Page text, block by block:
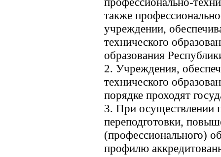
также
учреждении,
технического
образования
2. Учреждения,
технического
порядке проходят
3. При осуществлении
переподготовки,
(профессионального)
профилю